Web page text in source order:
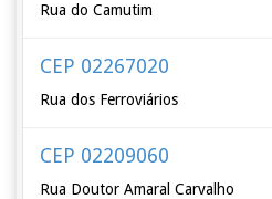
Rua do Camutim
CEP 02267020
Rua dos Ferroviários
CEP 02209060
Rua Doutor Amaral Carvalho